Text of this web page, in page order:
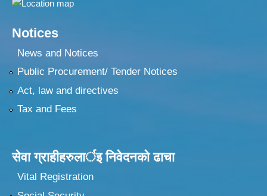
Notices
News and Notices
Public Procurement/ Tender Notices
Act, law and directives
Tax and Fees
सेवा ग्राहीहरुलार्इ निवेदनकाे ढा‍चा
Vital Registration